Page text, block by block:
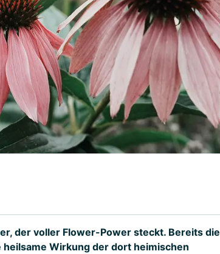
der voller Flower-Power steckt. Bereits die
Wirkung der dort heimischen